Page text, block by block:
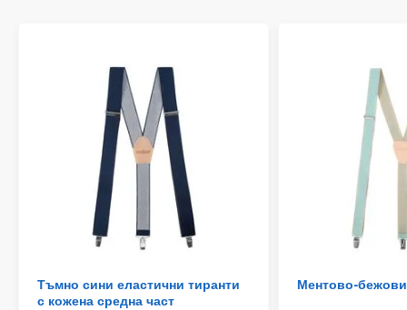
Тъмно сини еластични тиранти
с кожена средна част
Ментово-